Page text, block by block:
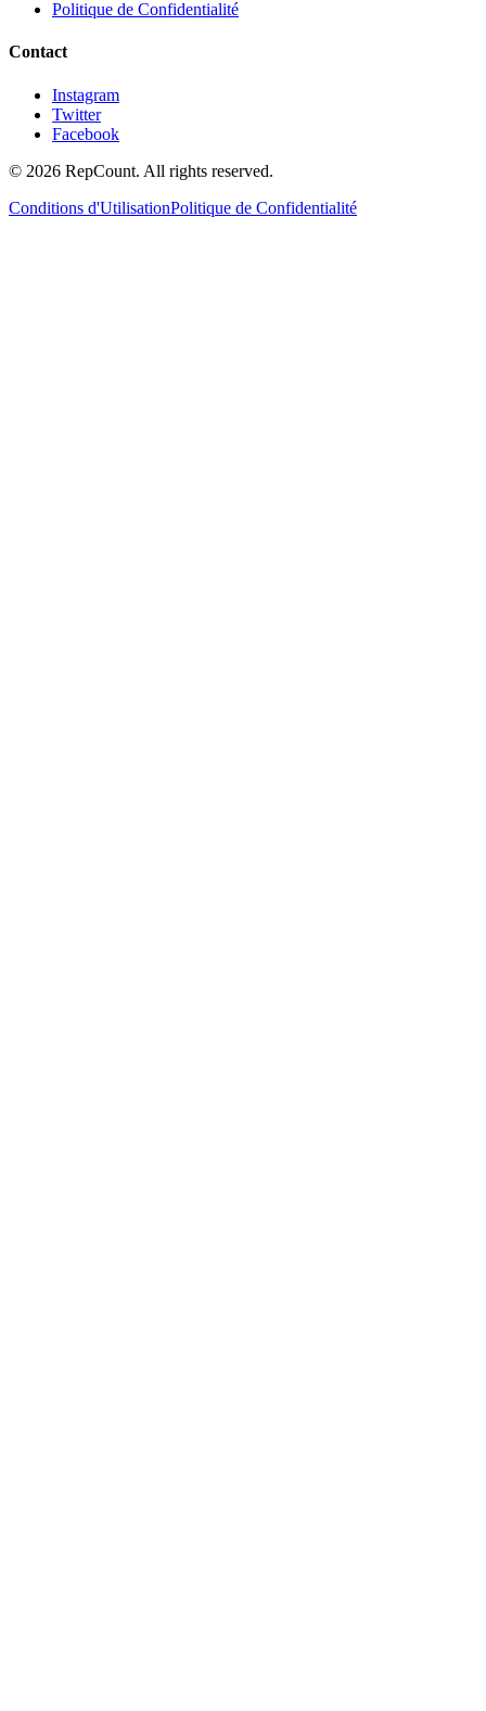
Politique de Confidentialité
Contact
Instagram
Twitter
Facebook
© 2026 RepCount. All rights reserved.
Conditions d'UtilisationPolitique de Confidentialité